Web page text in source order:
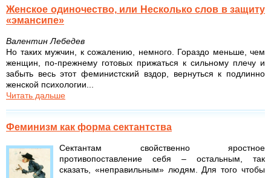
Женское одиночество, или Несколько слов в защиту
«эмансипе»
Валентин Лебедев
Но таких мужчин, к сожалению, немного. Гораздо меньше, чем
женщин, по-прежнему готовых прижаться к сильному плечу и
забыть весь этот феминистский вздор, вернуться к подлинно
женской психологии...
Читать дальше
Феминизм как форма сектантства
Сектантам свойственно яростное
противопоставление себя – остальным, так
сказать, «неправильным» людям. Для того чтобы